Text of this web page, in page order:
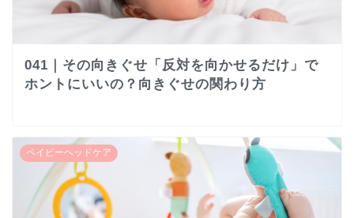
041｜その向きぐせ「反対を向かせるだけ」で
ホントにいいの？向きぐせの関わり方
ベイビーヘッドケア